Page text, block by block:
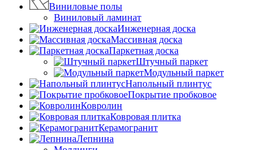
Виниловые полы
Виниловый ламинат
Инженерная доска
Массивная доска
Паркетная доска
Штучный паркет
Модульный паркет
Напольный плинтус
Покрытие пробковое
Ковролин
Ковровая плитка
Керамогранит
Лепнина